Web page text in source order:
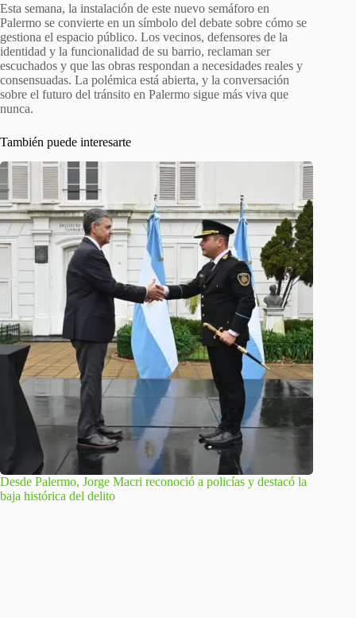
Esta semana, la instalación de este nuevo semáforo en
Palermo se convierte en un símbolo del debate sobre cómo se
gestiona el espacio público. Los vecinos, defensores de la
identidad y la funcionalidad de su barrio, reclaman ser
escuchados y que las obras respondan a necesidades reales y
consensuadas. La polémica está abierta, y la conversación
sobre el futuro del tránsito en Palermo sigue más viva que
nunca.
También puede interesarte
Desde Palermo, Jorge Macri reconoció a policías y destacó la
baja histórica del delito